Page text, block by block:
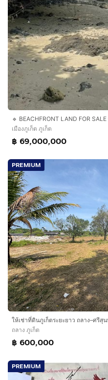
🔹 BEACHFRONT LAND FOR
เมืองภูเก็ต ภูเก็ต
฿ 69,000,000
PREMIUM
ถลาง ภูเก็ต
฿ 600,000
PREMIUM